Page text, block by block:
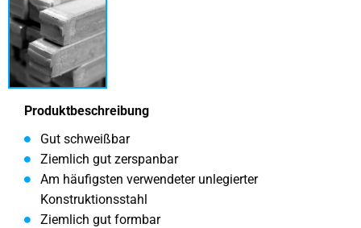
Produktbeschreibung
Gut schweißbar
Ziemlich gut zerspanbar
Am häufigsten verwendeter unlegierter
Konstruktionsstahl
Ziemlich gut formbar